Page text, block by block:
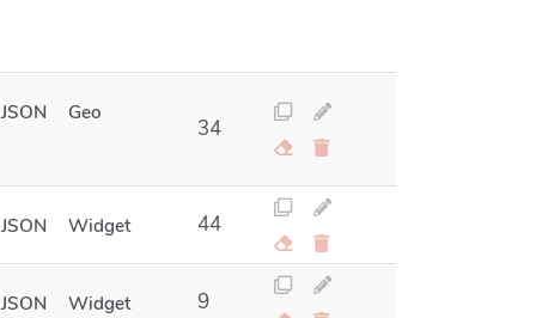
JSON
Geo
34
JSON Widget 44
JSON Widget 9